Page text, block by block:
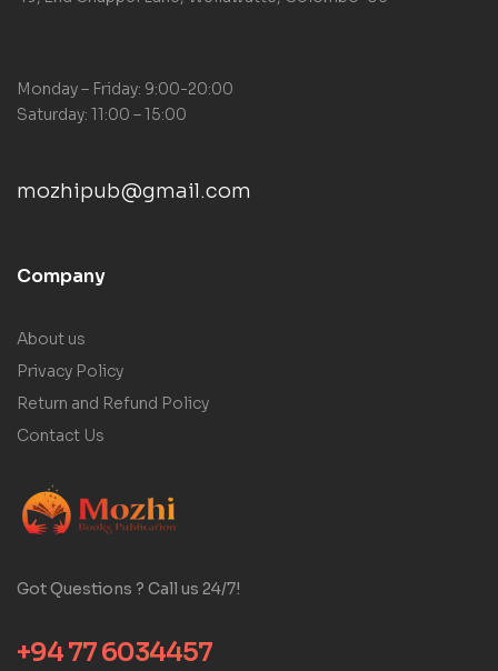
Monday – Friday: 9:00-20:00
Saturday: 11:00 – 15:00
mozhipub@gmail.com
Company
About us
Privacy Policy
Return and Refund Policy
Contact Us
Got Questions ? Call us 24/7!
+94 77 6034457